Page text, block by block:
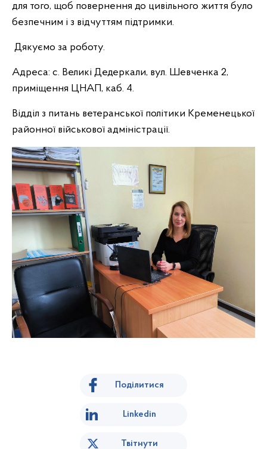
для того, щоб повернення до цивільного життя було
безпечним і з відчуттям підтримки.
Дякуємо за роботу.
Адреса: с. Великі Дедеркали, вул. Шевченка 2,
приміщення ЦНАП, каб. 4.
Відділ з питань ветеранської політики Кременецької
районної військової адміністрації.
Поділитися
Linkedin
Твітнути